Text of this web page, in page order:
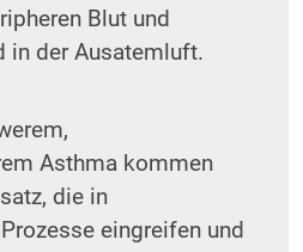
Blut und
der Ausatemluft.
Asthma kommen
die in
eingreifen und